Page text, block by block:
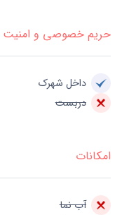
حریم خصوصی و امنیت
داخل شهرک
دربست
امکانات
آب نما